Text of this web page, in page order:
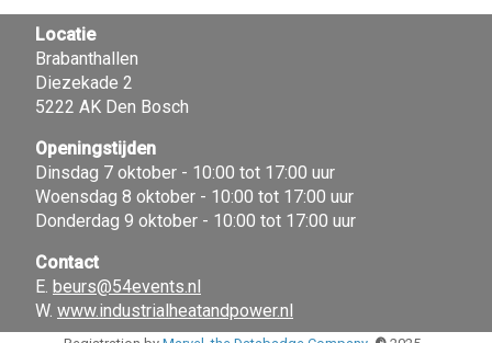
Locatie
Brabanthallen
Diezekade 2
5222 AK Den Bosch
Openingstijden
Dinsdag 7 oktober - 10:00 tot 17:00 uur
Woensdag 8 oktober - 10:00 tot 17:00 uur
Donderdag 9 oktober - 10:00 tot 17:00 uur
Contact
E. beurs@54events.nl
W. www.industrialheatandpower.nl